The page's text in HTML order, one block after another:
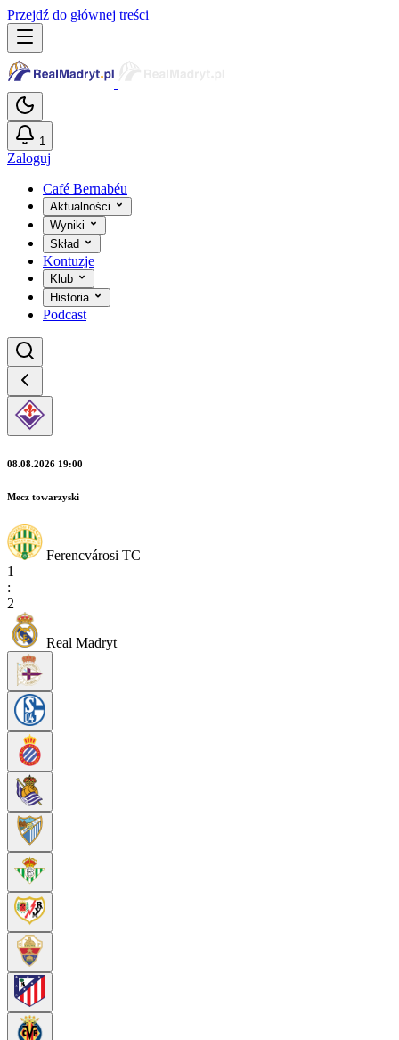
Przejdź do głównej treści
1
Zaloguj
Café Bernabéu
Aktualności
Wyniki
Skład
Kontuzje
Klub
Historia
Podcast
08.08.2026 19:00
Mecz towarzyski
Ferencvárosi TC
1
:
2
Real Madryt